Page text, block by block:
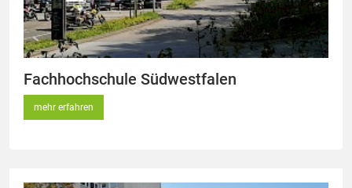
Fachhochschule Südwestfalen
mehr erfahren